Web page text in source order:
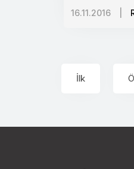
16.11.2016
İlk